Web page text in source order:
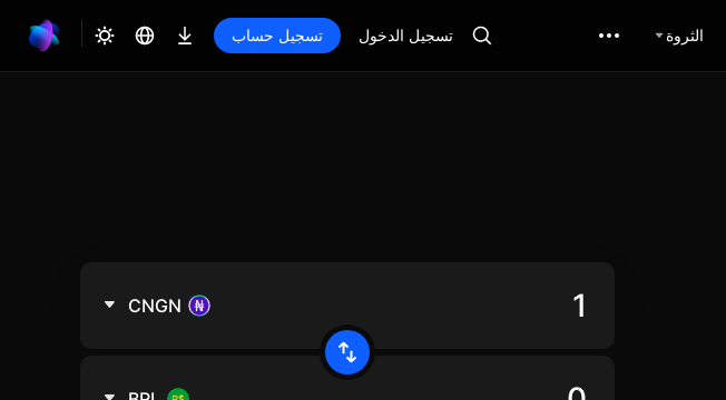
الثروة تسجيل الدخول تسجيل حساب
CNGN